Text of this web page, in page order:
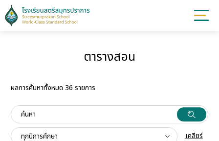
ตารางสอน
ผลการค้นหาทั้งหมด 36 รายการ
เคลียร์